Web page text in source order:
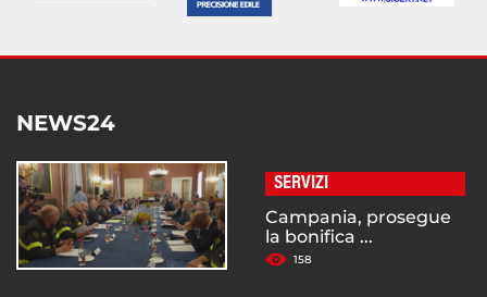
NEWS24
SERVIZI
Campania, prosegue
la bonifica ...
158